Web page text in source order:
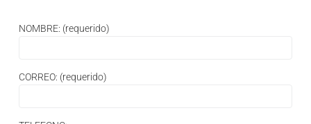
NOMBRE: (requerido)
CORREO: (requerido)